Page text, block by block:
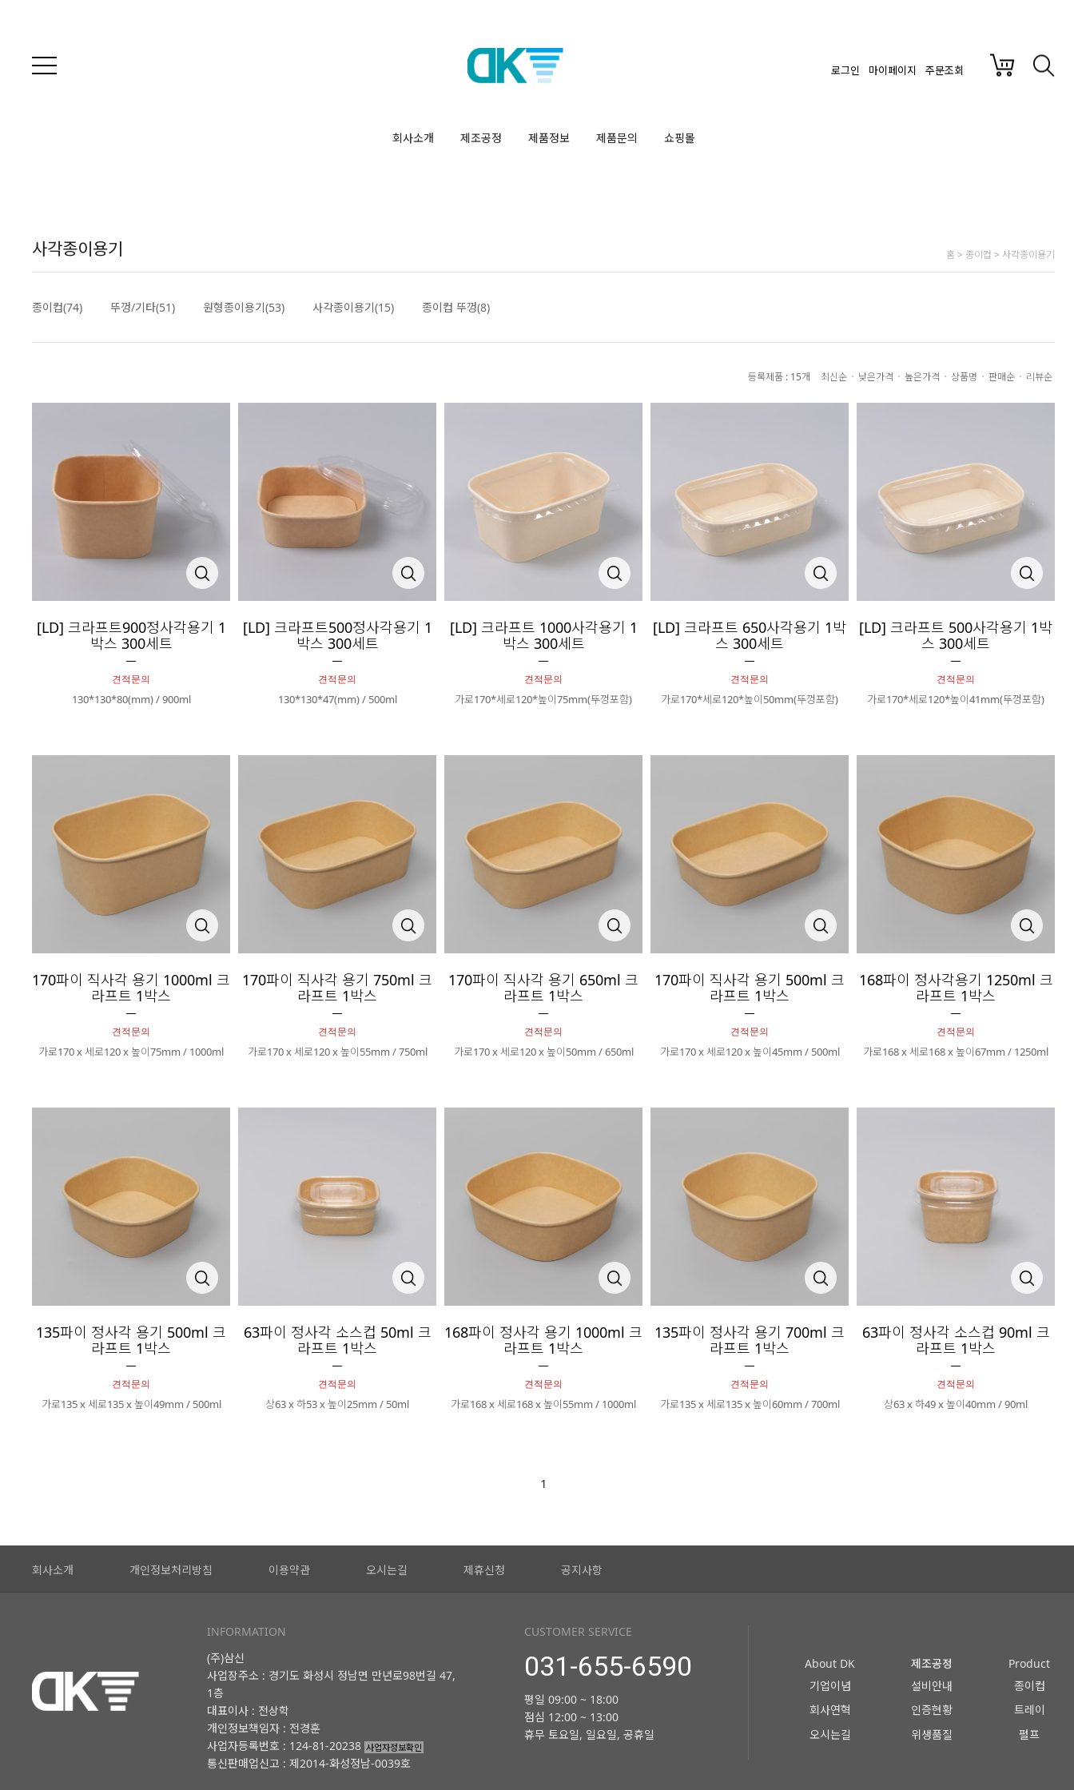
로그인 마이페이지 주문조회
회사소개 제조공정 제품정보 제품문의 쇼핑몰
사각종이용기 홈 > 종이컵 > 사각종이용기
종이컵(74) 뚜껑/기타(51) 원형종이용기(53) 사각종이용기(15) 종이컵 뚜껑(8)
등록제품 : 15개 최신순 낮은가격 높은가격 상품명 판매순 리뷰순
[LD] 크라프트900정사각용기 1
박스 300세트
견적문의
130*130*80(mm) / 900ml
[LD] 크라프트500정사각용기 1
박스 300세트
견적문의
130*130*47(mm) / 500ml
[LD] 크라프트 1000사각용기 1
박스 300세트
견적문의
가로170*세로120*높이75mm(뚜껑포함)
[LD] 크라프트 650사각용기 1박
스 300세트
견적문의
가로170*세로120*높이50mm(뚜껑포함)
[LD] 크라프트 500사각용기 1박
스 300세트
견적문의
가로170*세로120*높이41mm(뚜껑포함)
170파이 직사각 용기 1000ml 크
라프트 1박스
견적문의
가로170 x 세로120 x 높이75mm / 1000ml
170파이 직사각 용기 750ml 크
라프트 1박스
견적문의
가로170 x 세로120 x 높이55mm / 750ml
170파이 직사각 용기 650ml 크
라프트 1박스
견적문의
가로170 x 세로120 x 높이50mm / 650ml
170파이 직사각 용기 500ml 크
라프트 1박스
견적문의
가로170 x 세로120 x 높이45mm / 500ml
168파이 정사각용기 1250ml 크
라프트 1박스
견적문의
가로168 x 세로168 x 높이67mm / 1250ml
135파이 정사각 용기 500ml 크
라프트 1박스
견적문의
가로135 x 세로135 x 높이49mm / 500ml
63파이 정사각 소스컵 50ml 크
라프트 1박스
견적문의
상63 x 하53 x 높이25mm / 50ml
168파이 정사각 용기 1000ml 크
라프트 1박스
견적문의
가로168 x 세로168 x 높이55mm / 1000ml
135파이 정사각 용기 700ml 크
라프트 1박스
견적문의
가로135 x 세로135 x 높이60mm / 700ml
63파이 정사각 소스컵 90ml 크
라프트 1박스
견적문의
상63 x 하49 x 높이40mm / 90ml
1
회사소개 개인정보처리방침 이용약관 오시는길 제휴신청 공지사항
INFORMATION
(주)삼신
사업장주소 : 경기도 화성시 정남면 만년로98번길 47,
1층
대표이사 : 전상학
개인정보책임자 : 전경훈
사업자등록번호 : 124-81-20238 사업자정보확인
통신판매업신고 : 제2014-화성정남-0039호
CUSTOMER SERVICE
031-655-6590
평일 09:00 ~ 18:00
점심 12:00 ~ 13:00
휴무 토요일, 일요일, 공휴일
About DK
기업이념
회사연혁
오시는길
제조공정
설비안내
인증현황
위생품질
Product
종이컵
트레이
펄프